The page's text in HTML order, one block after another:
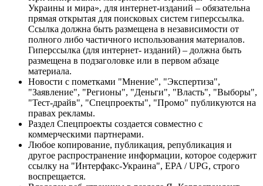
Украины и мира», для интернет-изданий – обязательна
прямая открытая для поисковых систем гиперссылка.
Ссылка должна быть размещена в независимости от
полного либо частичного использования материалов.
Гиперссылка (для интернет- изданий) – должна быть
размещена в подзаголовке или в первом абзаце
материала.
Новости с пометками "Мнение", "Экспертиза",
"Заявление", "Регионы", "Деньги", "Власть", "Выборы",
"Тест-драйв", "Спецпроекты", "Промо" публикуются на
правах рекламы.
Раздел Спецпроекты создается совместно с
коммерческими партнерами.
Любое копирование, публикация, републикация и
другое распространение информации, которое содержит
ссылку на "Интерфакс-Украина", EPA / UPG, строго
воспрещается.